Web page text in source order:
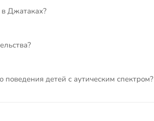
Джатаках?
детей с аутическим спектром?